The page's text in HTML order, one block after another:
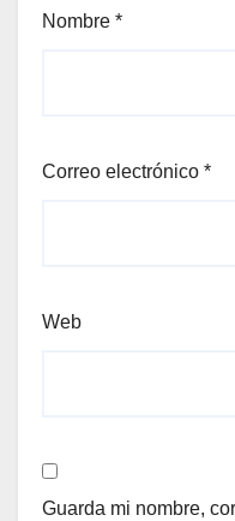
Nombre *
Correo electrónico *
Web
Guarda mi nombre,